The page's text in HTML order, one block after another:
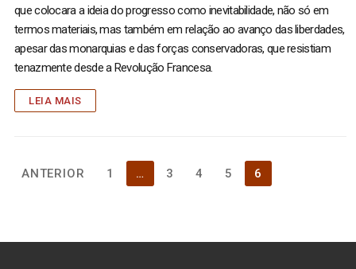
que colocara a ideia do progresso como inevitabilidade, não só em
termos materiais, mas também em relação ao avanço das liberdades,
apesar das monarquias e das forças conservadoras, que resistiam
tenazmente desde a Revolução Francesa.
LEIA MAIS
Paginação
ANTERIOR 1 … 3 4 5 6